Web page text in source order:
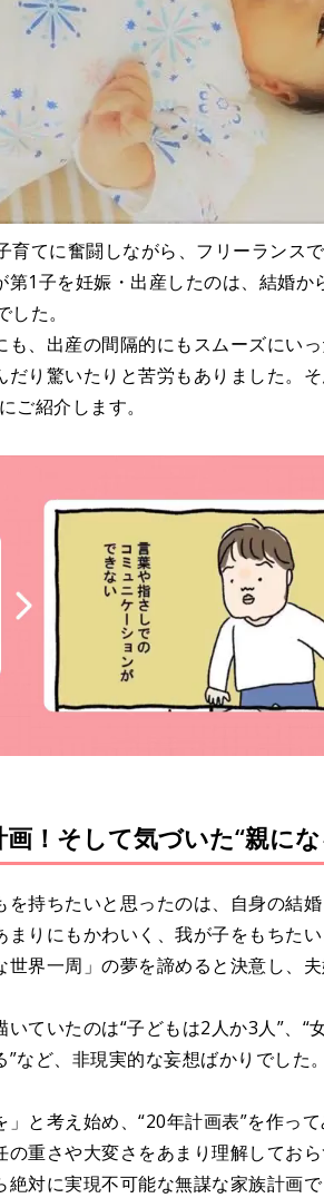
育てに奮闘しながら、フリーランス
1子を妊娠・出産したのは、結婚か
た。
も、出産の間隔的にもスムーズにい
だり驚いたりと苦労もありました。
ご紹介します。
！そして気づいた“親に
を持ちたいと思ったのは、自身の結
まりにもかわいく、我が子をもちた
界一周」の夢を諦めると決意し、
ていたのは“子どもは2人か3人”、“
など、非現実的な妄想ばかりでした。
」と考え始め、“20年計画表”を作っ
の重さや大変さをあまり理解してお
絶対に実現不可能な無謀な家族計画で